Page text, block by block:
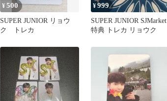
¥500
SUPER JUNIOR リョウ
ク トレカ
¥999
SUPER JUNIOR SJMarket
特典 トレカ リョウク